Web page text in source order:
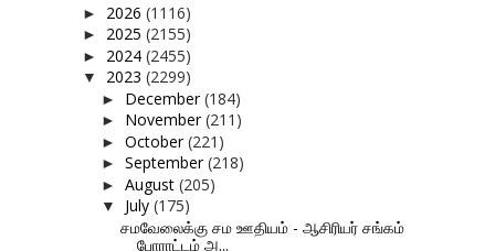
► 2026 (1116)
► 2025 (2155)
► 2024 (2455)
▼ 2023 (2299)
► December(184)
► November(211)
► October(221)
► September(218)
► August (205)
▼ July (175)
சமவேலைக்கு சம ஊதியம் - ஆசிரியர் சங்கம்
போராட்டம் அ...